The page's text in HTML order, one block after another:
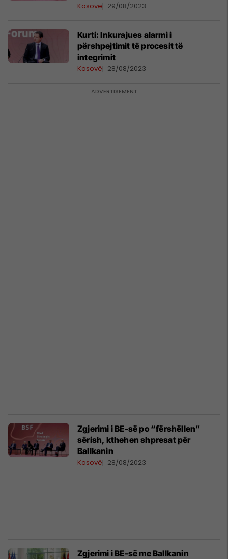
Forumit të Bledit në Slloveni
Kosovë 29/08/2023
Kurti: Inkurajues alarmi i
përshpejtimit të procesit të
integrimit
Kosovë 28/08/2023
Zgjerimi i BE-së po “fërshëllen”
sërish, kthehen shpresat për
Ballkanin
Kosovë 28/08/2023
Zgjerimi i BE-së me Ballkanin